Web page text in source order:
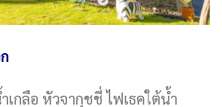
เกลือ หัวจากุชชี่ ไฟเธคใต้น้ำ